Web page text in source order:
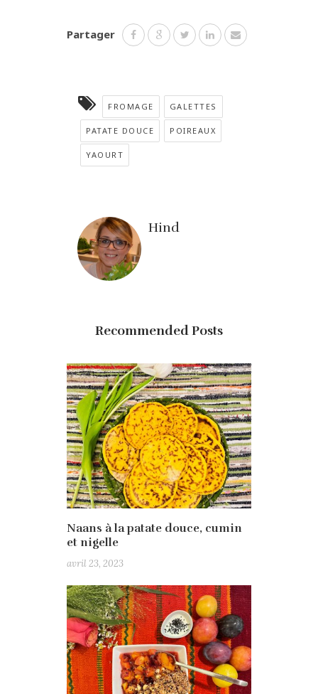
Partager
FROMAGE GALETTES
PATATE DOUCE POIREAUX
YAOURT
Hind
Recommended Posts
Naans à la patate douce, cumin
et nigelle
avril 23, 2023